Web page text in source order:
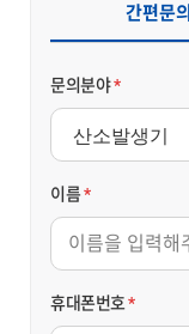
간편문의
문의분야*
이름*
휴대폰번호*